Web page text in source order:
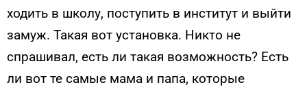
ходить в школу, поступить в институт и выйти
замуж. Такая вот установка. Никто не
спрашивал, есть ли такая возможность? Есть
ли вот те самые мама и папа, которые